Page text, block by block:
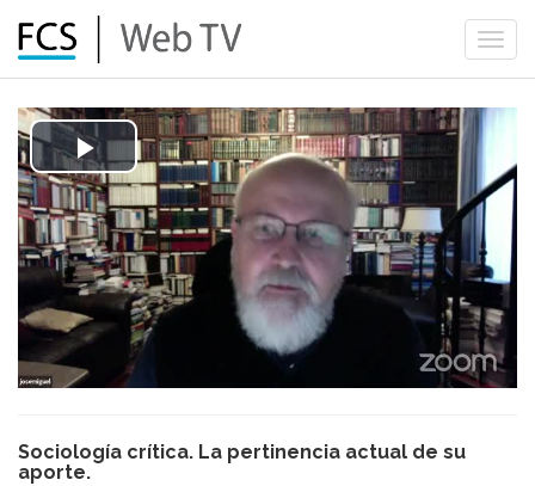
Play
Video
Sociología crítica. La pertinencia actual de su
aporte.